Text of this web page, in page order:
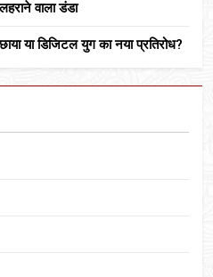
वाला डंडा
या डिजिटल युग का नया प्रतिरोध?